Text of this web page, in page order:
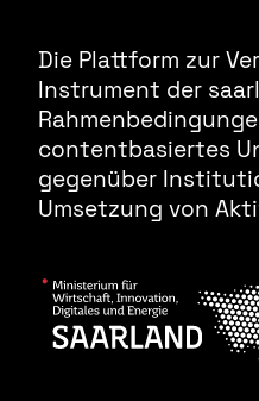
Die Plattform zur
Instrument der
contentbasiertes
gegenüber
Umsetzung von